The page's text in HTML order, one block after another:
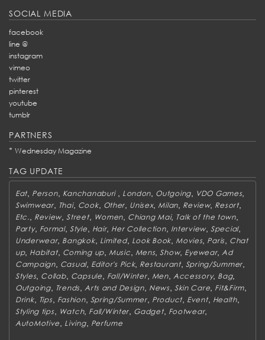
SOCIAL MEDIA
facebook
line @
instagram
vimeo
twitter
pinterest
youtube
tumblr
PARTNERS
* Wednesday Magazine
TAG UPDATE
Eat Person, Kanchanaburi London Outgoing, VDO Games,
Swimwear, Thai, Cook, Other Unisex, Milan Review, Resort,
Etc. Review,Street, Women Chiang Mai, Talk of the town,
Party, Formal, Style Hair, Her Collection, Interview,Special,
Underwear, Bangkok, Limited, Look Book Movies, Paris Chat
up, Habitat, Coming up, Music Mens,Show, Eyewear, Ad
Campaign, Casual, Editor's Pick, Restaurant, Spring/Summer
Styles, Collab, Capsule Fall/Winter, Men, Accessory, Bag,
Outgoing, Trends Arts and Design, News, Skin Care Fit&Firm
Drink, Tips, Fashion, Spring/Summer, Product, Event, Health,
Styling tips, Watch, Fall/Winter Gadget, Footwear,
AutoMotive Living, Perfume